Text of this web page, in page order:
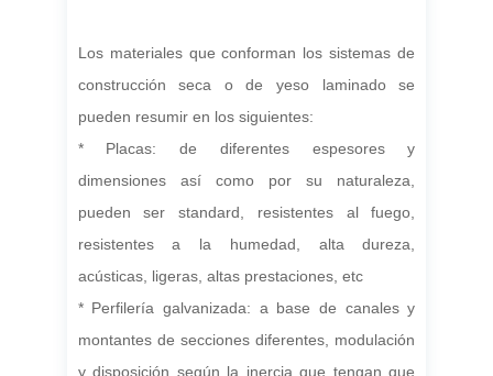
Los materiales que conforman los sistemas de
construcción seca o de yeso laminado se
pueden resumir en los siguientes:
* Placas: de diferentes espesores y
dimensiones así como por su naturaleza,
pueden ser standard, resistentes al fuego,
resistentes a la humedad, alta dureza,
acústicas, ligeras, altas prestaciones, etc
* Perfilería galvanizada: a base de canales y
montantes de secciones diferentes, modulación
y disposición según la inercia que tengan que